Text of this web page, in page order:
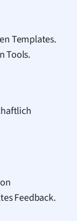
Templates.
Tools.
Feedback.